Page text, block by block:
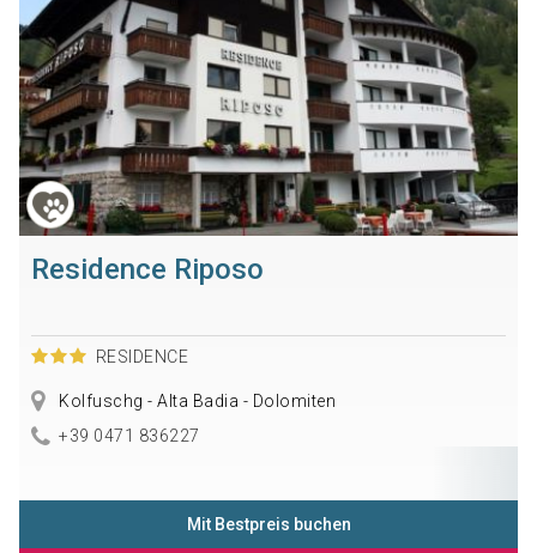
Residence Riposo
RESIDENCE
Kolfuschg - Alta Badia - Dolomiten
+39 0471 836227
Mit Bestpreis buchen